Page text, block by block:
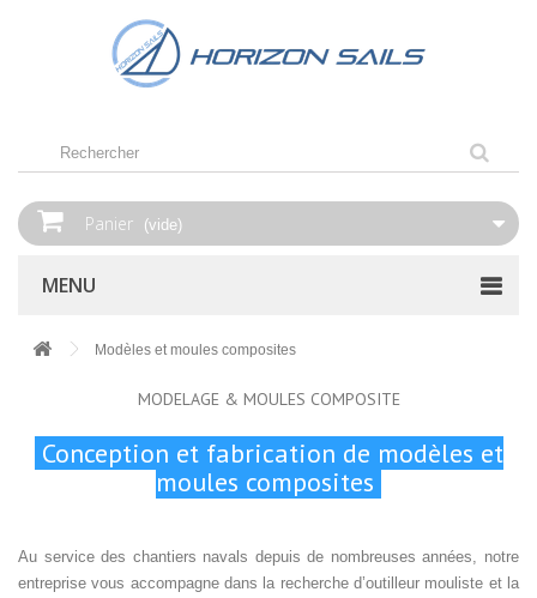
Panier (vide)
MENU
Modèles et moules composites
MODELAGE & MOULES COMPOSITE
Conception et fabrication de modèles et
moules composites
Au service des chantiers navals depuis de nombreuses années, notre
entreprise vous accompagne dans la recherche d’outilleur mouliste et la